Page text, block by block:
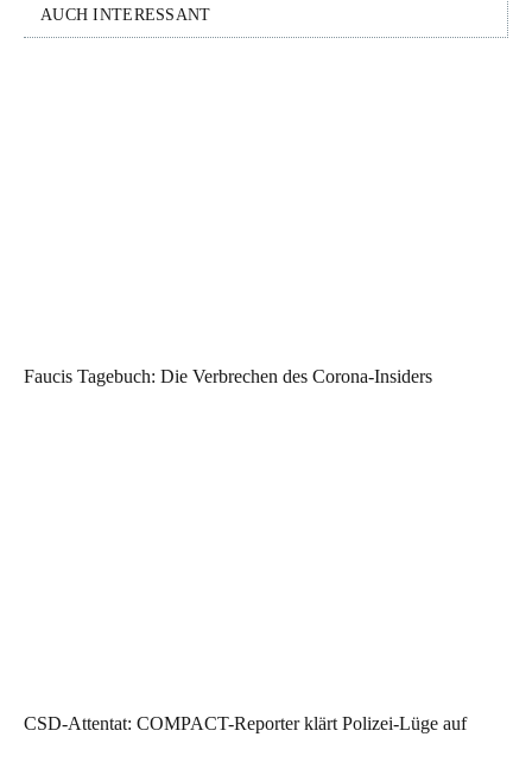
AUCH INTERESSANT
Faucis Tagebuch: Die Verbrechen des Corona-Insiders
CSD-Attentat: COMPACT-Reporter klärt Polizei-Lüge auf